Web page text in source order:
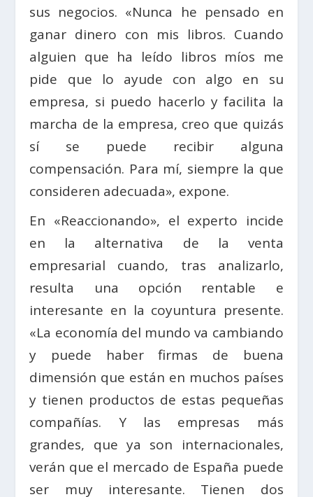
sus negocios. «Nunca he pensado en
ganar dinero con mis libros. Cuando
alguien que ha leído libros míos me
pide que lo ayude con algo en su
empresa, si puedo hacerlo y facilita la
marcha de la empresa, creo que quizás
sí se puede recibir alguna
compensación. Para mí, siempre la que
consideren adecuada», expone.
En «Reaccionando», el experto incide
en la alternativa de la venta
empresarial cuando, tras analizarlo,
resulta una opción rentable e
interesante en la coyuntura presente.
«La economía del mundo va cambiando
y puede haber firmas de buena
dimensión que están en muchos países
y tienen productos de estas pequeñas
compañías. Y las empresas más
grandes, que ya son internacionales,
verán que el mercado de España puede
ser muy interesante. Tienen dos